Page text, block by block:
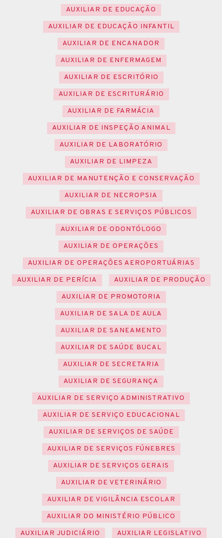
AUXILIAR DE EDUCAÇÃO
AUXILIAR DE EDUCAÇÃO INFANTIL
AUXILIAR DE ENCANADOR
AUXILIAR DE ENFERMAGEM
AUXILIAR DE ESCRITÓRIO
AUXILIAR DE ESCRITURÁRIO
AUXILIAR DE FARMÁCIA
AUXILIAR DE INSPEÇÃO ANIMAL
AUXILIAR DE LABORATÓRIO
AUXILIAR DE LIMPEZA
AUXILIAR DE MANUTENÇÃO E CONSERVAÇÃO
AUXILIAR DE NECROPSIA
AUXILIAR DE OBRAS E SERVIÇOS PÚBLICOS
AUXILIAR DE ODONTÓLOGO
AUXILIAR DE OPERAÇÕES
AUXILIAR DE OPERAÇÕES AEROPORTUÁRIAS
AUXILIAR DE PERÍCIA
AUXILIAR DE PRODUÇÃO
AUXILIAR DE PROMOTORIA
AUXILIAR DE SALA DE AULA
AUXILIAR DE SANEAMENTO
AUXILIAR DE SAÚDE BUCAL
AUXILIAR DE SECRETARIA
AUXILIAR DE SEGURANÇA
AUXILIAR DE SERVIÇO ADMINISTRATIVO
AUXILIAR DE SERVIÇO EDUCACIONAL
AUXILIAR DE SERVIÇOS DE SAÚDE
AUXILIAR DE SERVIÇOS FÚNEBRES
AUXILIAR DE SERVIÇOS GERAIS
AUXILIAR DE VETERINÁRIO
AUXILIAR DE VIGILÂNCIA ESCOLAR
AUXILIAR DO MINISTÉRIO PÚBLICO
AUXILIAR JUDICIÁRIO
AUXILIAR LEGISLATIVO